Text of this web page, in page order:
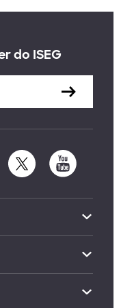
do ISEG